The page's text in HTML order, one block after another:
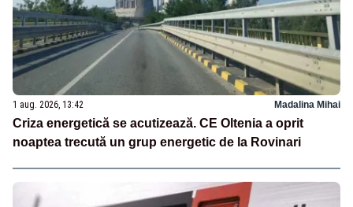
1 aug. 2026, 13:42 Madalina Mihai
Criza energetică se acutizează. CE Oltenia a oprit
noaptea trecută un grup energetic de la Rovinari